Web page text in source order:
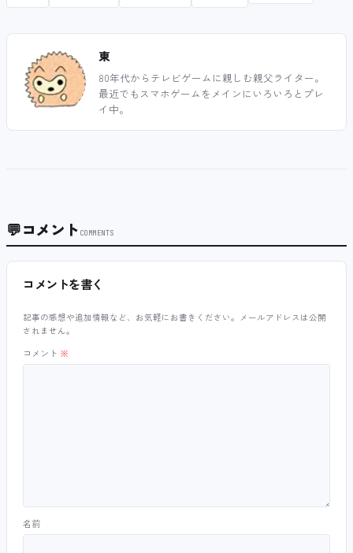
東
80年代からテレビゲームに親しむ親父ライター。
最近でもスマホゲームをメインにいろいろとプレ
イ中。
💬コメント COMMENTS
コメントを書く
記事の感想や追加情報など、お気軽にお書きください。メールアドレスは公開
されません。
コメント ※
名前